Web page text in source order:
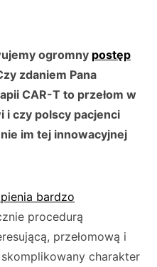
ogromny postęp
zdaniem Pana
CAR-T to przełom w
czy polscy pacjenci
im tej innowacyjnej
bardzo
procedurą
przełomową i
charakter